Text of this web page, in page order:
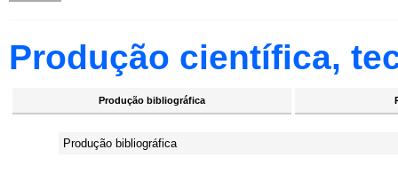
Produção científica,
Produção bibliográfica
Produção bibliográfica